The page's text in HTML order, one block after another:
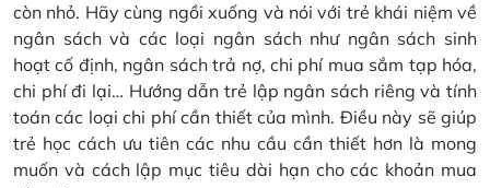
còn nhỏ. Hãy cùng ngồi xuống và nói với trẻ khái niệm về
ngân sách và các loại ngân sách như ngân sách sinh
hoạt cố định, ngân sách trả nợ, chi phí mua sắm tạp hóa,
chi phí đi lại… Hướng dẫn trẻ lập ngân sách riêng và tính
toán các loại chi phí cần thiết của mình. Điều này sẽ giúp
trẻ học cách ưu tiên các nhu cầu cần thiết hơn là mong
muốn và cách lập mục tiêu dài hạn cho các khoản mua